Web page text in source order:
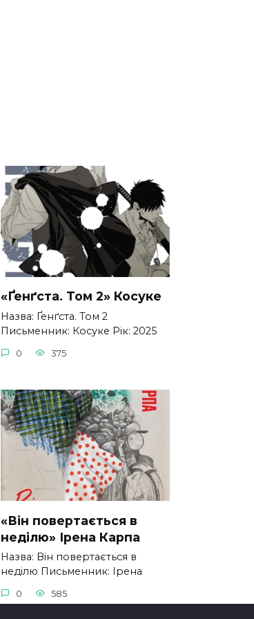
«Ґенґста. Том 2» Косуке
Назва: Ґенґста. Том 2
Письменник: Косуке Рік: 2025
0 375
«Він повертається в
неділю» Ірена Карпа
Назва: Він повертається в
неділю Письменник: Ірена
0 585